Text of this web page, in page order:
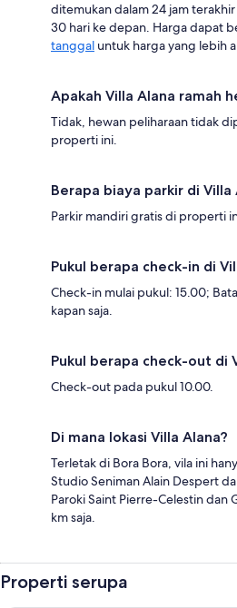
ditemukan dalam 24 jam
30 hari ke depan. Harga dapat
tanggal untuk harga yang lebih
Apakah Villa Alana ramah
Tidak, hewan peliharaan tidak
properti ini.
Berapa biaya parkir di Villa
Parkir mandiri gratis di properti
Pukul berapa check-in di
Check-in mulai pukul: 15.00;
kapan saja.
Pukul berapa check-out di
Check-out pada pukul 10.00.
Di mana lokasi Villa Alana?
Terletak di Bora Bora, vila ini
Studio Seniman Alain Despert
Paroki Saint Pierre-Celestin dan
km saja.
Properti serupa